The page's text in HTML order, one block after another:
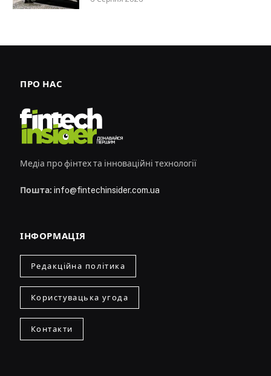
ПРО НАС
Медіа про фінтех та інноваційні технології
Пошта: info@fintechinsider.com.ua
ІНФОРМАЦІЯ
Редакційна політика
Користувацька угода
Контакти